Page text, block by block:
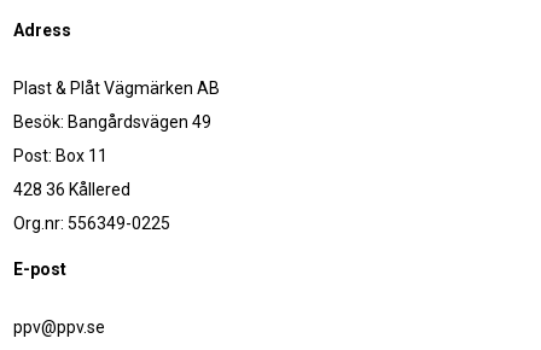
Adress
Plast & Plåt Vägmärken AB
Besök: Bangårdsvägen 49
Post: Box 11
428 36 Kållered
Org.nr: 556349-0225
E-post
ppv@ppv.se